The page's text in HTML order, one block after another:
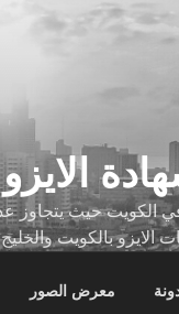
الكويت حيث يتجاوز
الايزو بالكويت
معرض الصور